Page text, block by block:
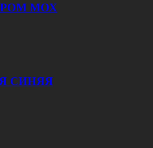
МОХ
СИНЯЯ